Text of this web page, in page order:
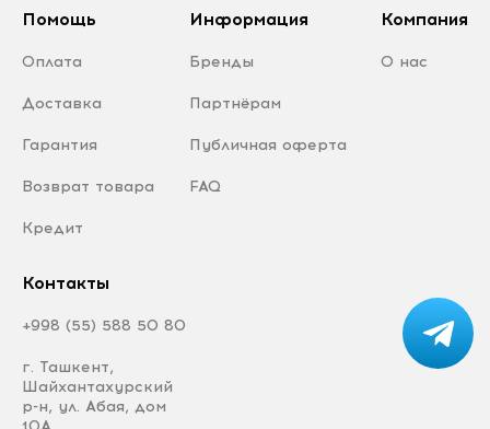
Помощь
Оплата
Доставка
Гарантия
Возврат товара
Кредит
Информация
Бренды
Партнёрам
Публичная оферта
FAQ
Компания
О нас
Контакты
+998 (55) 588 50 80
г. Ташкент,
Шайхантахурский
р-н, ул. Абая, дом